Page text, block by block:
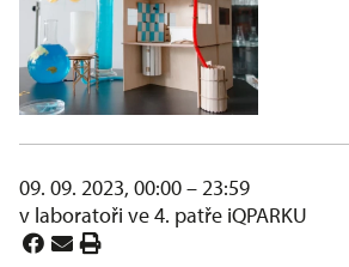
09. 09. 2023, 00:00 – 23:59
v laboratoři ve 4. patře iQPARKU